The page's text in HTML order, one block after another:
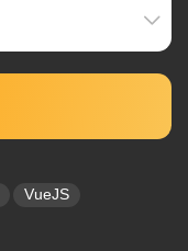
VueJS